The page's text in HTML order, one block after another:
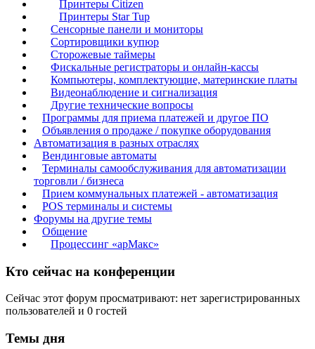
Принтеры Citizen
Принтеры Star Tup
Сенсорные панели и мониторы
Сортировщики купюр
Сторожевые таймеры
Фискальные регистраторы и онлайн-кассы
Компьютеры, комплектующие, материнские платы
Видеонаблюдение и сигнализация
Другие технические вопросы
Программы для приема платежей и другое ПО
Объявления о продаже / покупке оборудования
Автоматизация в разных отраслях
Вендинговые автоматы
Терминалы самообслуживания для автоматизации
торговли / бизнеса
Прием коммунальных платежей - автоматизация
POS терминалы и системы
Форумы на другие темы
Общение
Процессинг «арМакс»
Кто сейчас на конференции
Сейчас этот форум просматривают: нет зарегистрированных
пользователей и 0 гостей
Темы дня